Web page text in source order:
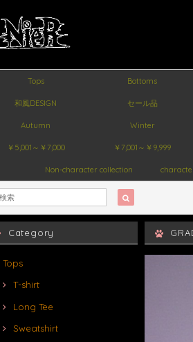
Tops Bottoms
和風DESIGN セール品
Autumn Winter
￥5,001～￥7,000 ￥7,001～￥9,999
Non-character collection
Category
Tops
T-shirt
Long Tee
Sweatshirt